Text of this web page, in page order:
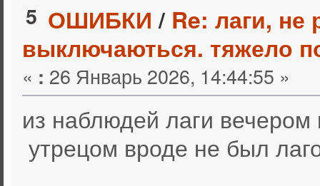
5 ОШИБКИ / Re: лаги, не
выключаються. тяжело
« : 26 Январь 2026, 14:44:55 »
из наблюдей лаги
утрецом вроде не был